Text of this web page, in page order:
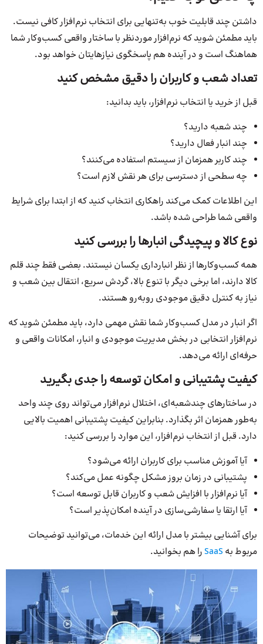
داشتن چند قابلیت خوب به‌تنهایی برای انتخاب نرم‌افزار کافی نیست.
باید مطمئن شوید که نرم‌افزار موردنظر با ساختار واقعی کسب‌وکار شما
هماهنگ است و در آینده هم پاسخگوی نیازهایتان خواهد بود.
تعداد شعب و کاربران را دقیق مشخص کنید
قبل از خرید یا انتخاب نرم‌افزار، باید بدانید:
چند شعبه دارید؟
چند انبار فعال دارید؟
چند کاربر همزمان از سیستم استفاده می‌کنند؟
چه سطحی از دسترسی برای هر نقش لازم است؟
این اطلاعات کمک می‌کند راهکاری انتخاب کنید که از ابتدا برای شرایط
واقعی شما طراحی شده باشد.
نوع کالا و پیچیدگی انبارها را بررسی کنید
همه کسب‌وکارها از نظر انبارداری یکسان نیستند. بعضی فقط چند قلم
کالا دارند، اما برخی دیگر با تنوع بالا، گردش سریع، انتقال بین شعب و
نیاز به کنترل دقیق موجودی روبه‌رو هستند.
اگر انبار در مدل کسب‌وکار شما نقش مهمی دارد، باید مطمئن شوید که
نرم‌افزار انتخابی در بخش مدیریت موجودی و انبار، امکانات واقعی و
حرفه‌ای ارائه می‌دهد.
کیفیت پشتیبانی و امکان توسعه را جدی بگیرید
در ساختارهای چندشعبه‌ای، اختلال نرم‌افزار می‌تواند روی چند واحد
به‌طور همزمان اثر بگذارد. بنابراین کیفیت پشتیبانی اهمیت بالایی
دارد. قبل از انتخاب نرم‌افزار، این موارد را بررسی کنید:
آیا آموزش مناسب برای کاربران ارائه می‌شود؟
پشتیبانی در زمان بروز مشکل چگونه عمل می‌کند؟
آیا نرم‌افزار با افزایش شعب و کاربران قابل توسعه است؟
آیا ارتقا یا سفارشی‌سازی در آینده امکان‌پذیر است؟
برای آشنایی بیشتر با مدل ارائه این خدمات، می‌توانید توضیحات
مربوط به SaaSرا هم بخوانید.